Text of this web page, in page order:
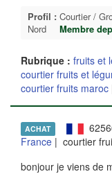
Profil : Courtier /
Nord
Membre
Rubrique : fruits et
courtier fruits et
courtier fruits maroc
ACHAT
France | courtier
bonjour je viens de